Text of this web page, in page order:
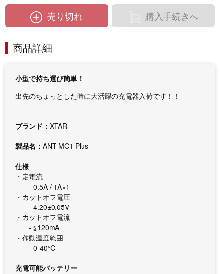
売り切れ 購入手続きへ
商品詳細
小型で持ち運び簡単！
出先のちょっとした時に大活躍の充電器入荷です！！
ブランド：XTAR
製品名：ANT MC1 Plus
仕様
・定電流
- 0.5A / 1A×1
・カットオフ電圧
- 4.20±0.05V
・カットオフ電流
- ≦120mA
・作動温度範囲
- 0-40℃
充電可能バッテリー